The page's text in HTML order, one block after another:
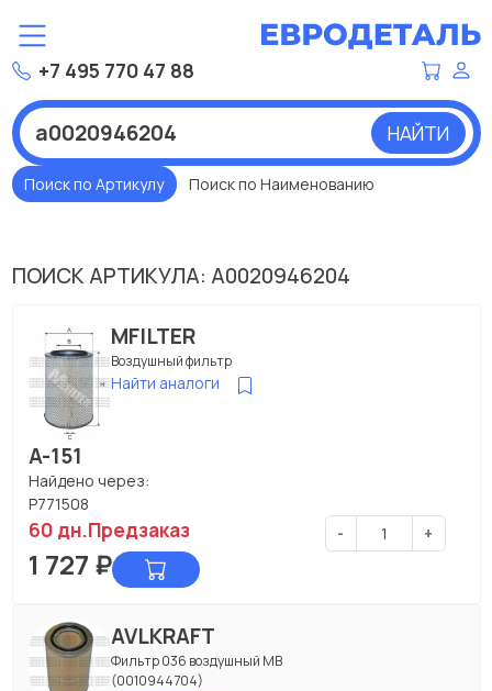
+7 495 770 47 88
НАЙТИ
Поиск по Артикулу Поиск по Наименованию
ПОИСК АРТИКУЛА: A0020946204
MFILTER
Воздушный фильтр
Найти аналоги
A-151
Найдено через:
P771508
60 дн.Предзаказ - +
1 727 ₽
AVLKRAFT
Фильтр 036 воздушный МВ
(0010944704)